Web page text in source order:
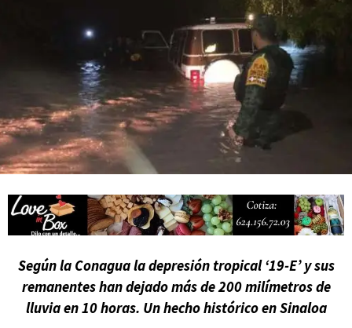
Campesina
Según la Conagua la depresión tropical ‘19-E’ y sus
remanentes han dejado más de 200 milímetros de
lluvia en 10 horas. Un hecho histórico en Sinaloa